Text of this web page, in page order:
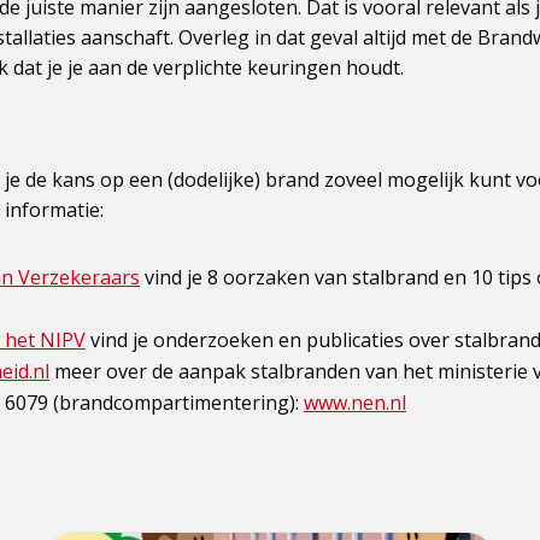
juiste manier zijn aangesloten. Dat is vooral relevant als
aanschaft. Overleg in dat geval altijd met de
dat je je aan de verplichte keuringen houdt.
de kans op een (dodelijke) brand zoveel mogelijk kunt
informatie:
Verzekeraars vind je 8 oorzaken van stalbrand en 10 tips
NIPVvind je onderzoeken en publicaties over
meer over de aanpak stalbranden van het ministerie
6079 (brandcompartimentering): www.nen.nl